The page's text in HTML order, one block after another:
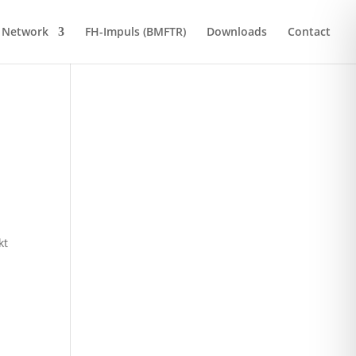
Network FH-Impuls (BMFTR) Downloads Contact